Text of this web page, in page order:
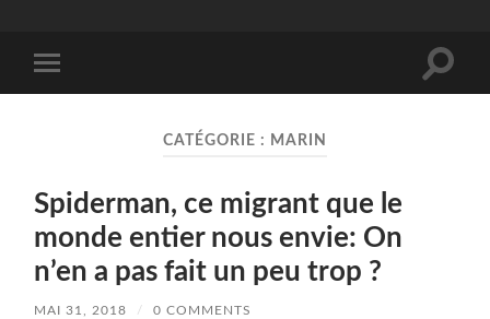
mobile
Toggle
CATÉGORIE : MARIN
Spiderman, ce migrant que le
monde entier nous envie: On
n’en a pas fait un peu trop ?
MAI 31, 2018 / 0 COMMENTS